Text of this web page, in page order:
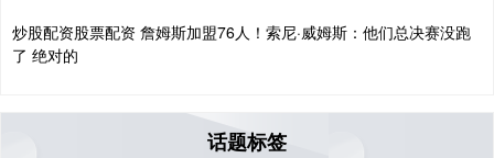
炒股配资股票配资 詹姆斯加盟76人！索尼·威姆斯：他们总决赛没跑
了 绝对的
话题标签